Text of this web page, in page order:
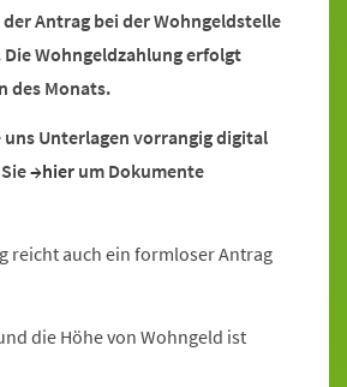
Antrag bei der Wohngeldstelle
Wohngeldzahlung erfolgt
des Monats.
uns Unterlagen vorrangig digital
hier um Dokumente
reicht auch ein formloser Antrag
die Höhe von Wohngeld ist